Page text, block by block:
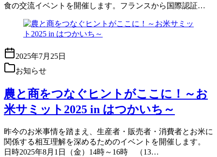
食の交流イベントを開催します。フランスから国際認証…
2025年7月25日
お知らせ
農と商をつなぐヒントがここに！～お
米サミット2025 in はつかいち～
昨今のお米事情を踏まえ、生産者・販売者・消費者とお米に
関係する相互理解を深めるためのイベントを開催します。
日時2025年8月1日（金）14時～16時 （13…